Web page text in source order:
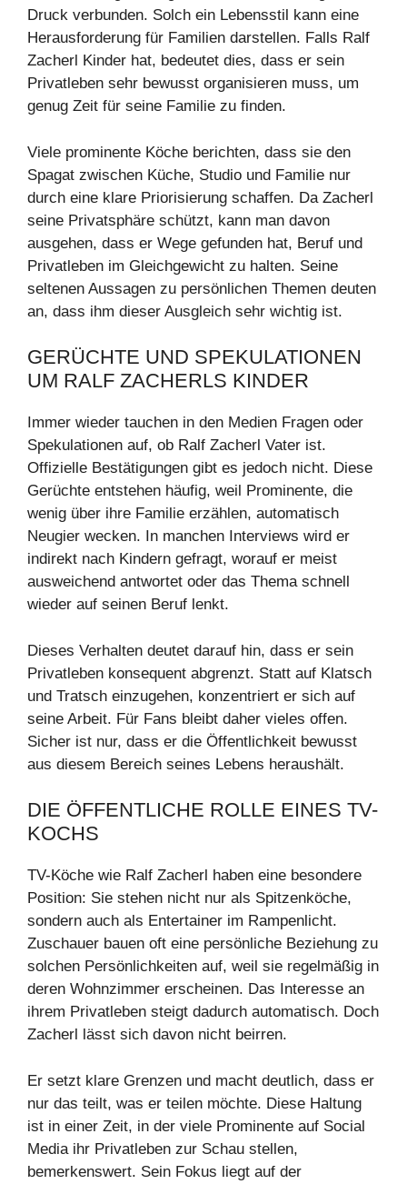
Druck verbunden. Solch ein Lebensstil kann eine
Herausforderung für Familien darstellen. Falls Ralf
Zacherl Kinder hat, bedeutet dies, dass er sein
Privatleben sehr bewusst organisieren muss, um
genug Zeit für seine Familie zu finden.
Viele prominente Köche berichten, dass sie den
Spagat zwischen Küche, Studio und Familie nur
durch eine klare Priorisierung schaffen. Da Zacherl
seine Privatsphäre schützt, kann man davon
ausgehen, dass er Wege gefunden hat, Beruf und
Privatleben im Gleichgewicht zu halten. Seine
seltenen Aussagen zu persönlichen Themen deuten
an, dass ihm dieser Ausgleich sehr wichtig ist.
GERÜCHTE UND SPEKULATIONEN
UM RALF ZACHERLS KINDER
Immer wieder tauchen in den Medien Fragen oder
Spekulationen auf, ob Ralf Zacherl Vater ist.
Offizielle Bestätigungen gibt es jedoch nicht. Diese
Gerüchte entstehen häufig, weil Prominente, die
wenig über ihre Familie erzählen, automatisch
Neugier wecken. In manchen Interviews wird er
indirekt nach Kindern gefragt, worauf er meist
ausweichend antwortet oder das Thema schnell
wieder auf seinen Beruf lenkt.
Dieses Verhalten deutet darauf hin, dass er sein
Privatleben konsequent abgrenzt. Statt auf Klatsch
und Tratsch einzugehen, konzentriert er sich auf
seine Arbeit. Für Fans bleibt daher vieles offen.
Sicher ist nur, dass er die Öffentlichkeit bewusst
aus diesem Bereich seines Lebens heraushält.
DIE ÖFFENTLICHE ROLLE EINES TV-
KOCHS
TV-Köche wie Ralf Zacherl haben eine besondere
Position: Sie stehen nicht nur als Spitzenköche,
sondern auch als Entertainer im Rampenlicht.
Zuschauer bauen oft eine persönliche Beziehung zu
solchen Persönlichkeiten auf, weil sie regelmäßig in
deren Wohnzimmer erscheinen. Das Interesse an
ihrem Privatleben steigt dadurch automatisch. Doch
Zacherl lässt sich davon nicht beirren.
Er setzt klare Grenzen und macht deutlich, dass er
nur das teilt, was er teilen möchte. Diese Haltung
ist in einer Zeit, in der viele Prominente auf Social
Media ihr Privatleben zur Schau stellen,
bemerkenswert. Sein Fokus liegt auf der